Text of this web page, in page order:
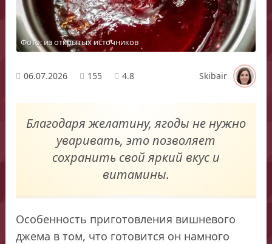
Фото: из открытых источников
06.07.2026 155 4.8 Skibair
Благодаря желатину, ягоды не нужно
уваривать, это позволяет
сохранить свой яркий вкус и
витамины.
Особенность приготовления вишневого
джема в том, что готовится он намного